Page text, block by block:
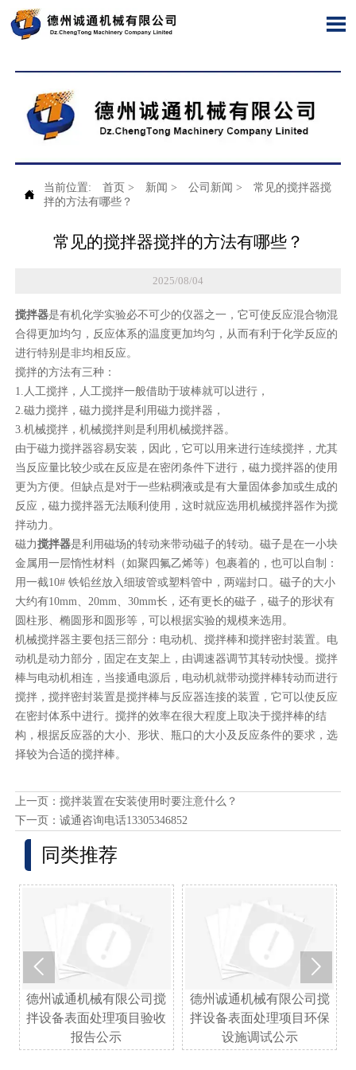


当前位置: 首页 > 新闻 > 公司新闻 >
常见的搅拌器搅
拌的方法有哪些？
常见的搅拌器搅拌的方法有哪些？
2025/08/04
搅拌器是有机化学实验必不可少的仪器之一，它可使反应混合物混
合得更加均匀，反应体系的温度更加均匀，从而有利于化学反应的
进行特别是非均相反应。
搅拌的方法有三种：
1.人工搅拌，人工搅拌一般借助于玻棒就可以进行，
2.磁力搅拌，磁力搅拌是利用磁力搅拌器，
3.机械搅拌，机械搅拌则是利用机械搅拌器。
由于磁力搅拌器容易安装，因此，它可以用来进行连续搅拌，尤其
当反应量比较少或在反应是在密闭条件下进行，磁力搅拌器的使用
更为方便。但缺点是对于一些粘稠液或是有大量固体参加或生成的
反应，磁力搅拌器无法顺利使用，这时就应选用机械搅拌器作为搅
拌动力。
磁力搅拌器是利用磁场的转动来带动磁子的转动。磁子是在一小块
金属用一层惰性材料（如聚四氟乙烯等）包裹着的，也可以自制：
用一截10# 铁铅丝放入细玻管或塑料管中，两端封口。磁子的大小
大约有10mm、20mm、30mm长，还有更长的磁子，磁子的形状有
圆柱形、椭圆形和圆形等，可以根据实验的规模来选用。
机械搅拌器主要包括三部分：电动机、搅拌棒和搅拌密封装置。电
动机是动力部分，固定在支架上，由调速器调节其转动快慢。搅拌
棒与电动机相连，当接通电源后，电动机就带动搅拌棒转动而进行
搅拌，搅拌密封装置是搅拌棒与反应器连接的装置，它可以使反应
在密封体系中进行。搅拌的效率在很大程度上取决于搅拌棒的结
构，根据反应器的大小、形状、瓶口的大小及反应条件的要求，选
择较为合适的搅拌棒。
上一页： 搅拌装置在安装使用时要注意什么？
下一页： 诚通咨询电话13305346852
同类推荐
德州诚通机械有限公司搅
拌设备表面处理项目验收
报告公示
德州诚通机械有限公司搅
拌设备表面处理项目环保
设施调试公示
 